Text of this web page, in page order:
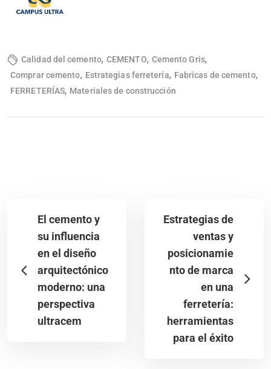
Calidad del cemento, CEMENTO, Cemento Gris,
Comprar cemento, Estrategias ferretería, Fabricas de cemento,
FERRETERÍAS, Materiales de construcción
El cemento y
su influencia
en el diseño
arquitectónico
moderno: una
perspectiva
ultracem
Estrategias de
ventas y
posicionamie
nto de marca
en una
ferretería:
herramientas
para el éxito